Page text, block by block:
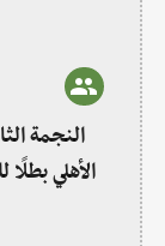
النجمة
الأهلي